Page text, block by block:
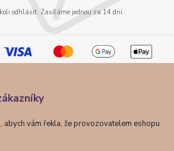
odhlásit. Zasíláme jednou za 14 dní.
abych vám řekla, že provozovatelem eshopu